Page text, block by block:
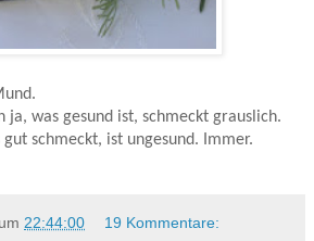
ja, was gesund ist, schmeckt grauslich.
schmeckt, ist ungesund. Immer.
um 22:44:00 19 Kommentare: